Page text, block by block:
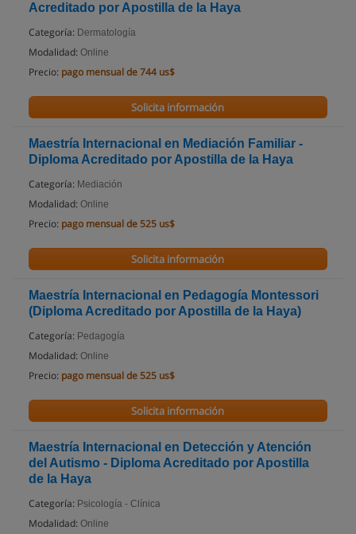
Acreditado por Apostilla de la Haya
Categoría: Dermatología
Modalidad: Online
Precio: pago mensual de 744 us$
Solicita información
Maestría Internacional en Mediación Familiar -
Diploma Acreditado por Apostilla de la Haya
Categoría: Mediación
Modalidad: Online
Precio: pago mensual de 525 us$
Solicita información
Maestría Internacional en Pedagogía Montessori
(Diploma Acreditado por Apostilla de la Haya)
Categoría: Pedagogía
Modalidad: Online
Precio: pago mensual de 525 us$
Solicita información
Maestría Internacional en Detección y Atención
del Autismo - Diploma Acreditado por Apostilla
de la Haya
Categoría: Psicología - Clínica
Modalidad: Online